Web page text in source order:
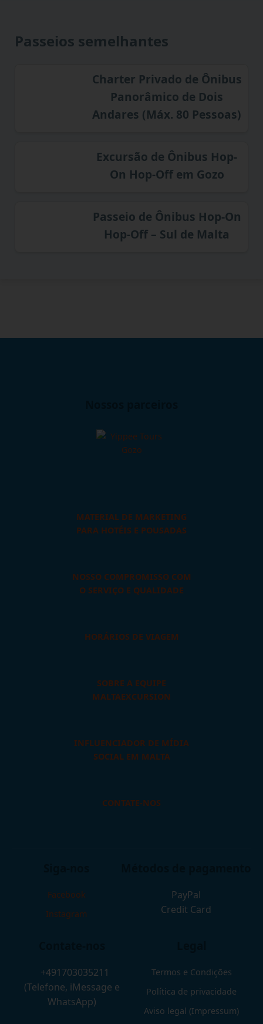
Passeios semelhantes
Charter Privado de Ônibus
Panorâmico de Dois
Andares (Máx. 80 Pessoas)
Excursão de Ônibus Hop-
On Hop-Off em Gozo
Passeio de Ônibus Hop-On
Hop-Off – Sul de Malta
MATERIAL DE MARKETING
PARA HOTÉIS E POUSADAS
NOSSO COMPROMISSO COM
O SERVIÇO E QUALIDADE
HORÁRIOS DE VIAGEM
SOBRE A EQUIPE
MALTAEXCURSION
INFLUENCIADOR DE MÍDIA
SOCIAL EM MALTA
CONTATE-NOS
Facebook
Instagram
PayPal
Credit Card
+491703035211
(Telefone, iMessage e
WhatsApp)
Termos e Condições
Política de privacidade
Aviso legal (Impressum)